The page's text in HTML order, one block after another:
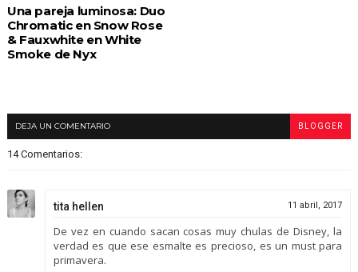
Una pareja luminosa: Duo
Chromatic en Snow Rose
& Fauxwhite en White
Smoke de Nyx
DEJA UN COMENTARIO BLOGGER
14 Comentarios:
tita hellen 11 abril, 2017
De vez en cuando sacan cosas muy chulas de Disney, la
verdad es que ese esmalte es precioso, es un must para
primavera.